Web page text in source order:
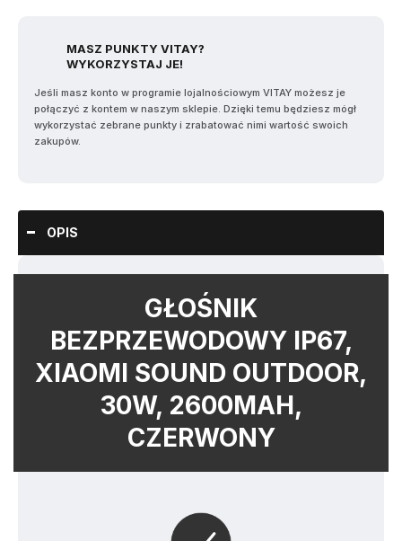
MASZ PUNKTY VITAY?
WYKORZYSTAJ JE!
Jeśli masz konto w programie lojalnościowym VITAY możesz je
połączyć z kontem w naszym sklepie. Dzięki temu będziesz mógł
wykorzystać zebrane punkty i zrabatować nimi wartość swoich
zakupów.
OPIS
GŁOŚNIK
BEZPRZEWODOWY IP67,
XIAOMI SOUND OUTDOOR,
30W, 2600MAH,
CZERWONY